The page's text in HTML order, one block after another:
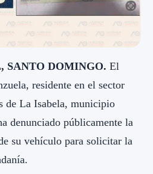
SANTO DOMINGO. El
residente en el sector
de La Isabela, municipio
denunciado públicamente la
su vehículo para solicitar la